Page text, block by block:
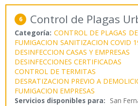
6 Control de Plagas
Categoría: CONTROL DE PLAGAS
FUMIGACION SANITIZACION COVID
DESINFECCION CASAS Y EMPRESAS
DESINFECCIONES CERTIFICADAS
CONTROL DE TERMITAS
DESRATIZACION PREVIO A
FUMIGACION EMPRESAS
Servicios disponibles para: San